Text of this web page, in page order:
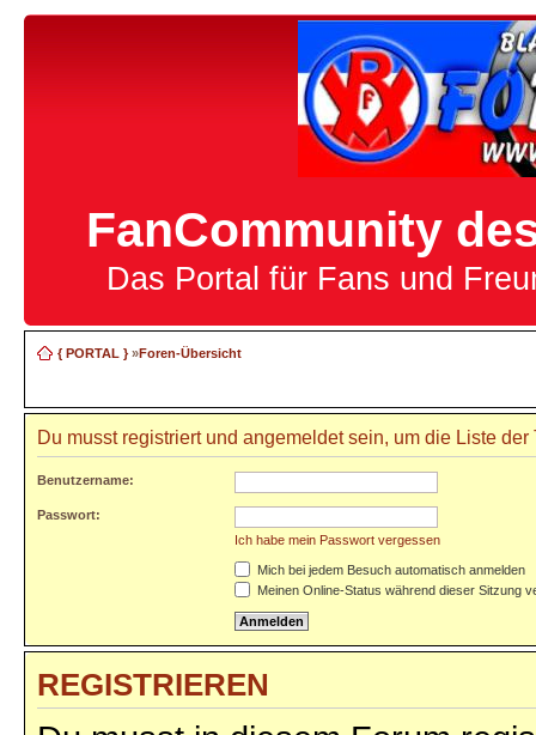
FanCommunity
Das Portal für Fans und
{ PORTAL }»Foren-Übersicht
Du musst registriert und angemeldet sein, um die Liste
Benutzername:
Passwort:
Ich habe mein Passwort vergessen
Mich bei jedem Besuch automatisch anmelden
Meinen Online-Status während dieser Sitzung
REGISTRIEREN